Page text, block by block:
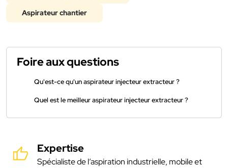
Aspirateur chantier
Foire aux questions
Qu'est-ce qu'un aspirateur injecteur extracteur ?
Quel est le meilleur aspirateur injecteur extracteur ?
Expertise
Spécialiste de l’aspiration industrielle, mobile et